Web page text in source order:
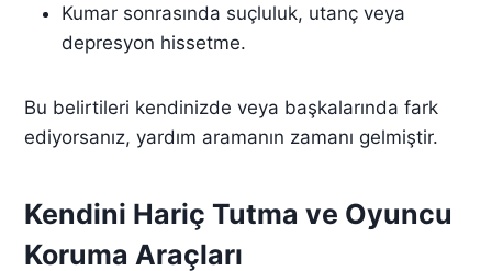
Kumar sonrasında suçluluk, utanç veya
depresyon hissetme.
Bu belirtileri kendinizde veya başkalarında fark
ediyorsanız, yardım aramanın zamanı gelmiştir.
Kendini Hariç Tutma ve Oyuncu
Koruma Araçları